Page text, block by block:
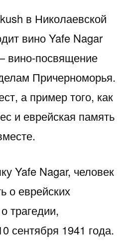
в Николаевской
вино Yafe Nagar
вино-посвящение
Причерноморья.
а пример того, как
и еврейская память
Yafe Nagar, человек
о еврейских
трагедии,
сентября 1941 года.